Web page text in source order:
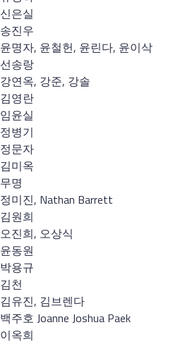
신은실
송진우
윤명자, 윤철헌, 윤린다, 윤이삭
선송랑
강연옥, 강준, 강솔
김영란
임윤실
정병기
정문자
김미옥
무명
정미진, Nathan Barrett
김원희
오진희, 오상식
윤동원
박용규
김천
김유진, 김브렌다
백주호 Joanne Joshua Paek
이옥희